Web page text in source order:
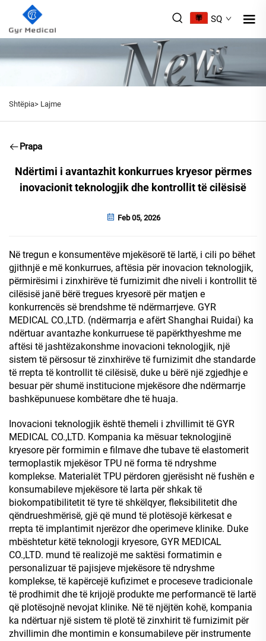
SQ
Shtëpia> Lajme
Prapa
Ndërtimi i avantazhit konkurrues kryesor përmes
inovacionit teknologjik dhe kontrollit të cilësisë
Feb 05, 2026
Në tregun e konsumentëve mjekësorë të lartë, i cili po bëhet
gjithnjë e më konkurrues, aftësia për inovacion teknologjik,
përmirësimi i zinxhirëve të furnizimit dhe niveli i kontrollit të
cilësisë janë bërë tregues kryesorë për matjen e
konkurrencës së brendshme të ndërmarrjeve. GYR
MEDICAL CO.,LTD. (ndërmarrja e afërt Shanghai Ruidai) ka
ndërtuar avantazhe konkurruese të papërkthyeshme me
aftësi të jashtëzakonshme inovacioni teknologjik, një
sistem të përsosur të zinxhirëve të furnizimit dhe standarde
të rrepta të kontrollit të cilësisë, duke u bërë një zgjedhje e
besuar për shumë institucione mjekësore dhe ndërmarrje
bashkëpunuese kombëtare dhe të huaja.
Inovacioni teknologjik është themeli i zhvillimit të GYR
MEDICAL CO.,LTD. Kompania ka mësuar teknologjinë
kryesore për formimin e filmave dhe tubave të elastomerit
termoplastik mjekësor TPU në forma të ndryshme
komplekse. Materialët TPU përdoren gjerësisht në fushën e
konsumabileve mjekësore të larta për shkak të
biokompatibilitetit të tyre të shkëlqyer, fleksibilitetit dhe
qëndrueshmërisë, gjë që mund të plotësojë kërkesat e
rrepta të implantimit njerëzor dhe operimeve klinike. Duke
mbështetur këtë teknologji kryesore, GYR MEDICAL
CO.,LTD. mund të realizojë me saktësi formatimin e
personalizuar të pajisjeve mjekësore të ndryshme
komplekse, të kapërcejë kufizimet e proceseve tradicionale
të prodhimit dhe të krijojë produkte me performancë të lartë
që plotësojnë nevojat klinike. Në të njëjtën kohë, kompania
ka ndërtuar një sistem të plotë të zinxhirit të furnizimit për
zhvillimin dhe montimin e konsumabileve për instrumente